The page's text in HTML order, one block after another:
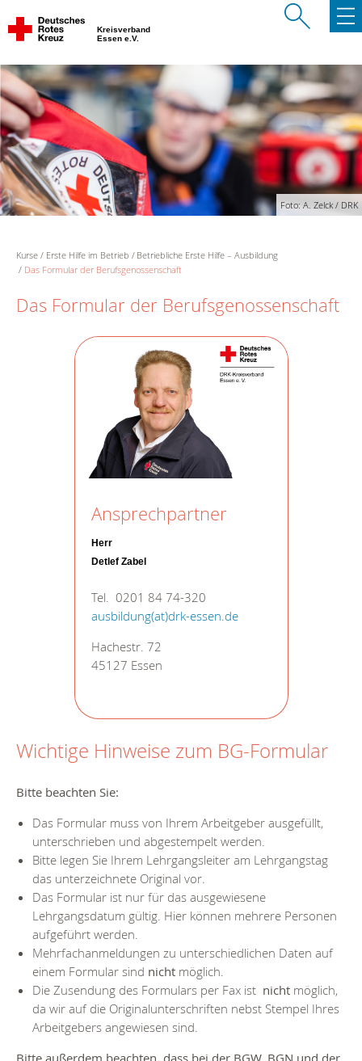
Kreisverband
Essen e.V.
Foto: A. Zelck / DRK
Kurse Erste Hilfe im Betrieb
Betriebliche Erste Hilfe – Ausbildung
Das Formular der Berufsgenossenschaft
Das Formular der Berufsgenossenschaft
Ansprechpartner
Herr
Detlef Zabel
Tel. 0201 84 74-320
ausbildung(at)drk-essen.de
Hachestr. 72
45127 Essen
Wichtige Hinweise zum BG-Formular
Bitte beachten Sie:
Das Formular muss von Ihrem Arbeitgeber ausgefüllt,
unterschrieben und abgestempelt werden.
Bitte legen Sie Ihrem Lehrgangsleiter am Lehrgangstag
das unterzeichnete Original vor.
Das Formular ist nur für das ausgewiesene
Lehrgangsdatum gültig. Hier können mehrere Personen
aufgeführt werden.
Mehrfachanmeldungen zu unterschiedlichen Daten auf
einem Formular sind nicht möglich.
Die Zusendung des Formulars per Fax ist nicht möglich,
da wir auf die Originalunterschriften nebst Stempel Ihres
Arbeitgebers angewiesen sind.
Bitte außerdem beachten, dass bei der BGW, BGN und der